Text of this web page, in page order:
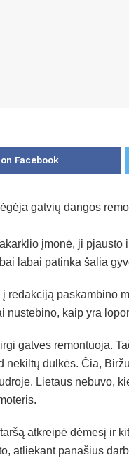
Facebook
gatvių dangos
įmonė, ji
labai patinka šalia
redakciją paskambino
nustebino, kaip yra
gatves remontuoja.
nekiltų dulkės. Čia,
Lietaus nebuvo,
atkreipė dėmesį ir
atliekant panašius